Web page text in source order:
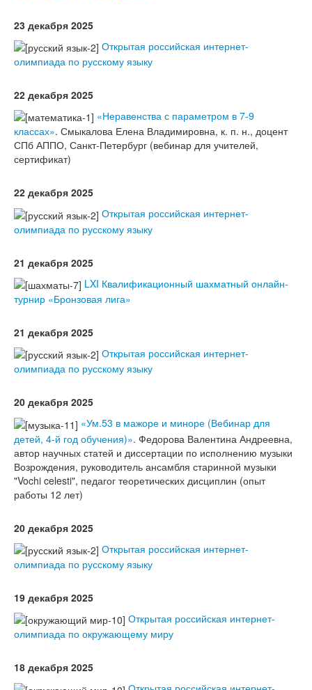
23 декабря 2025
Открытая российская интернет-
олимпиада по русскому языку
22 декабря 2025
«Неравенства с параметром в 7-9
классах». Смыкалова Елена Владимировна, к. п. н., доцент
СПб АППО, Санкт-Петербург (вебинар для учителей,
сертификат)
22 декабря 2025
Открытая российская интернет-
олимпиада по русскому языку
21 декабря 2025
LXI Квалификационный шахматный онлайн-
турнир «Бронзовая лига»
21 декабря 2025
Открытая российская интернет-
олимпиада по русскому языку
20 декабря 2025
«Ум.53 в мажоре и миноре (Вебинар для
детей, 4-й год обучения)». Федорова Валентина Андреевна,
автор научных статей и диссертации по исполнению музыки
Возрождения, руководитель ансамбля старинной музыки
"Vochi celesti", педагог теоретических дисциплин (опыт
работы 12 лет)
20 декабря 2025
Открытая российская интернет-
олимпиада по русскому языку
19 декабря 2025
Открытая российская интернет-
олимпиада по окружающему миру
18 декабря 2025